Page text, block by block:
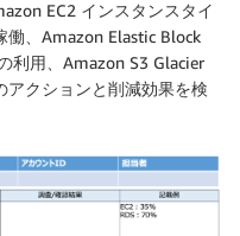
EC2 インスタンスタイ
働、Amazon Elastic Block
利用、Amazon S3 Glacier
クションと削減効果を検